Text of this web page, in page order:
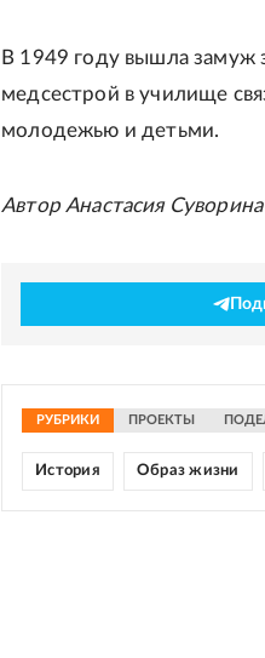
В 1949 году вышла замуж
медсестрой в училище
молодежью и детьми.
Автор Анастасия Суворина
РУБРИКИ ПРОЕКТЫ
История Образ жизни